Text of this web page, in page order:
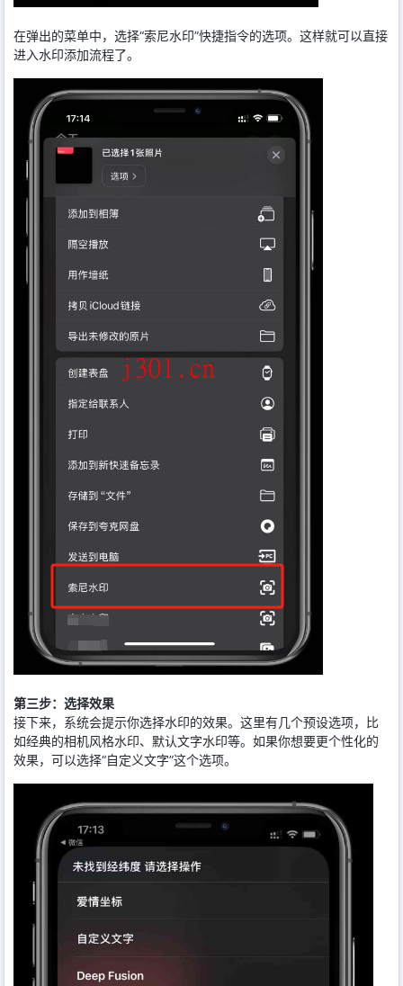
在弹出的菜单中，选择“索尼水印”快捷指令的选项。这样就可以直接
进入水印添加流程了。
第三步：选择效果
接下来，系统会提示你选择水印的效果。这里有几个预设选项，比
如经典的相机风格水印、默认文字水印等。如果你想要更个性化的
效果，可以选择“自定义文字”这个选项。